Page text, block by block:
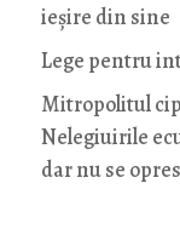
ieșire din sine
Lege pentru
Mitropolitul
Nelegiuirile
dar nu se